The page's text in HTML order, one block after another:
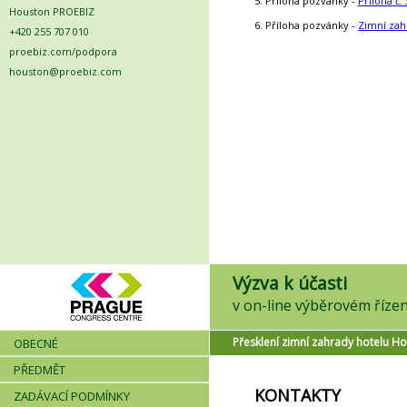
Houston PROEBIZ
+420 255 707 010
proebiz.com/podpora
houston@proebiz.com
6. Příloha pozvánky - Zimní
Výzva k účasti
OBECNÉ
PŘEDMĚT
ZADÁVACÍ PODMÍNKY
Přesklení zimní zahrady hotelu
KONTAKTY